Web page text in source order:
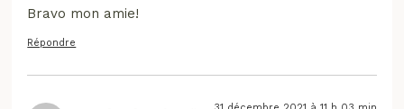
Bravo mon amie!
Répondre